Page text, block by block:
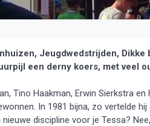
Jeugdwedstrijden, Dikke
een derny koers, met veel
Tino Haakman, Erwin Sierkstra
In 1981 bijna, zo vertelde
discipline voor je Tessa?